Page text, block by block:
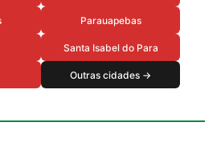
Parauapebas
Santa Isabel do Para
Outras cidades →